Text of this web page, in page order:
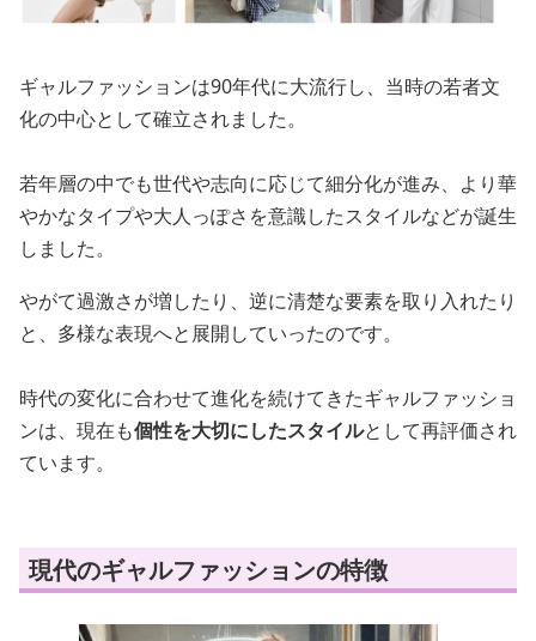
ギャルファッションは90年代に大流行し、当時の若者文
化の中心として確立されました。
若年層の中でも世代や志向に応じて細分化が進み、より華
やかなタイプや大人っぽさを意識したスタイルなどが誕生
しました。
やがて過激さが増したり、逆に清楚な要素を取り入れたり
と、多様な表現へと展開していったのです。
時代の変化に合わせて進化を続けてきたギャルファッショ
ンは、現在も個性を大切にしたスタイルとして再評価され
ています。
現代のギャルファッションの特徴